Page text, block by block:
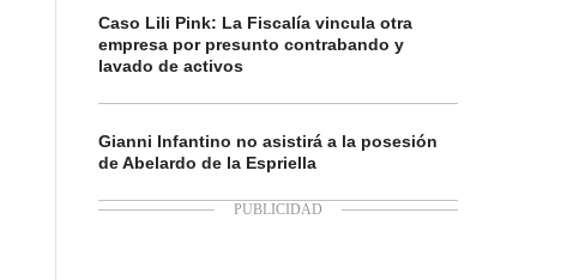
Caso Lili Pink: La Fiscalía vincula otra
empresa por presunto contrabando y
lavado de activos
Gianni Infantino no asistirá a la posesión
de Abelardo de la Espriella